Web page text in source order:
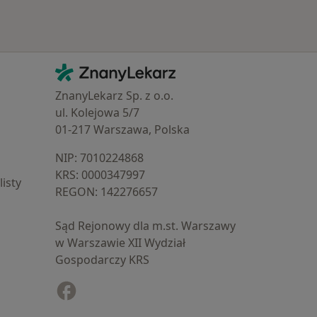
Kontakt
ZnanyLekarz - Strona główna
ZnanyLekarz Sp. z o.o.
ul. Kolejowa 5/7
01-217 Warszawa, Polska
NIP: ⁠7010224868
KRS: ⁠0000347997
REGON: ⁠142276657
Sąd Rejonowy dla m.st. Warszawy
w Warszawie XII Wydział
Gospodarczy KRS